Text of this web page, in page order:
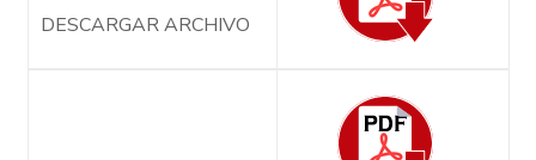
DESCARGAR ARCHIVO